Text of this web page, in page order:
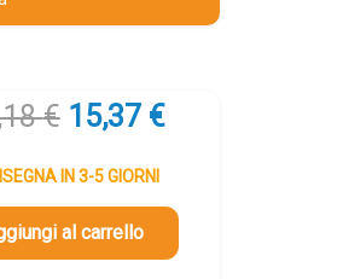
€ Il
originale
era:
16,18 €.
15,37 €Il
è:
IN 3-5 GIORNI
al carrello